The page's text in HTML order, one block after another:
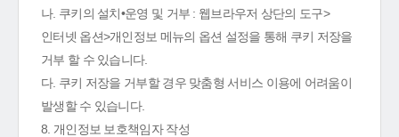
나. 쿠키의 설치•운영 및 거부 : 웹브라우저 상단의 도구>
인터넷 옵션>개인정보 메뉴의 옵션 설정을 통해 쿠키 저장을
거부 할 수 있습니다.
다. 쿠키 저장을 거부할 경우 맞춤형 서비스 이용에 어려움이
발생할 수 있습니다.
8. 개인정보 보호책임자 작성